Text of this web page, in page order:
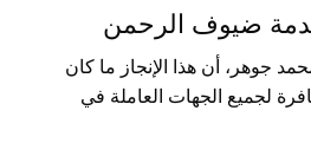
ضيوف الرحمن
جوهر، أن هذا الإنجاز ما كان
لجميع الجهات العاملة في